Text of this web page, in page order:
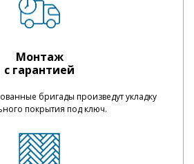
Монтаж
с гарантией
бригады произведут укладку
покрытия под ключ.